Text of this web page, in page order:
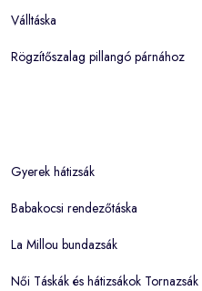
Válltáska
Rögzítőszalag pillangó párnához
Gyerek hátizsák
Babakocsi rendezőtáska
La Millou bundazsák
Női Táskák és hátizsákok Tornazsák